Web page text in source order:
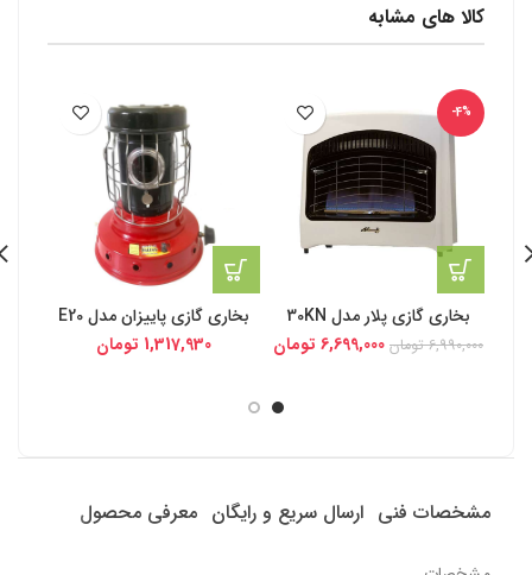
کالا های مشابه
-4%
بخاری گازی پلار مدل 30KN
6,990,000 تومان 6,699,000 تومان
بخاری گازی پاییزان مدل E20
1,317,930 تومان
مشخصات فنی ارسال سریع و رایگان معرفی محصول